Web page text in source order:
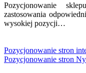
Pozycjonowanie
zastosowania
wysokiej pozycji…
Pozycjonowanie stron
Pozycjonowanie stron